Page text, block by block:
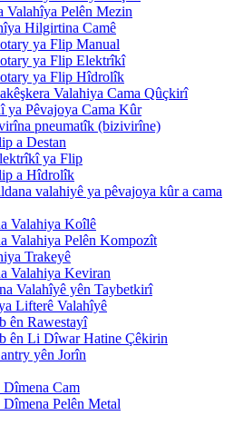
Valahîya Pelên Mezin
Hilgirtina Camê
ya Flip Manual
ya Flip Elektrîkî
ya Flip Hîdrolîk
Valahiya Cama Qûçkirî
ya Pêvajoya Cama Kûr
pneumatîk (bizivirîne)
a Destan
ya Flip
a Hîdrolîk
valahiyê ya pêvajoya kûr a cama
Valahiya Koîlê
Valahiya Pelên Kompozît
Trakeyê
Valahiya Keviran
Valahîyê yên Taybetkirî
Lifterê Valahîyê
ên Rawestayî
ên Li Dîwar Hatine Çêkirin
yên Jorîn
Dîmena Cam
Dîmena Pelên Metal